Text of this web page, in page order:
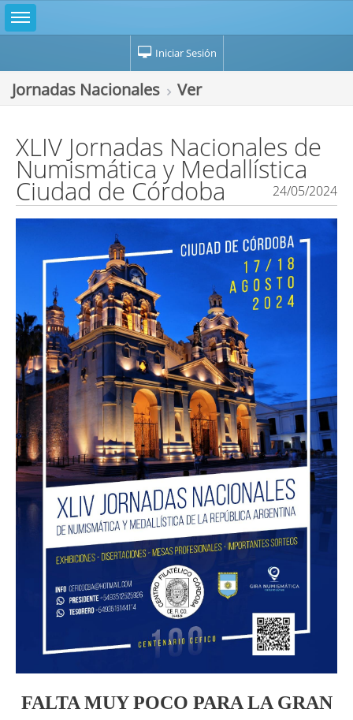
Iniciar Sesión
Jornadas Nacionales Ver
XLIV Jornadas Nacionales de
Numismática y Medallística
Ciudad de Córdoba 24/05/2024
FALTA MUY POCO PARA LA GRAN